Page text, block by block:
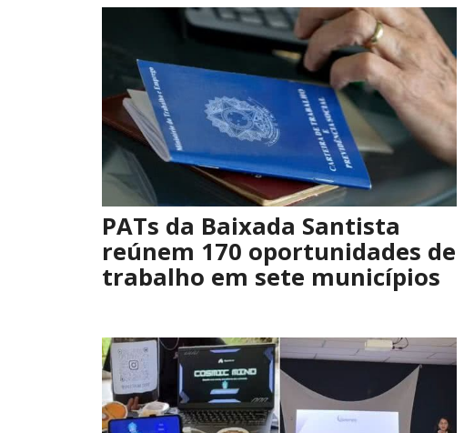
PATs da Baixada Santista
reúnem 170 oportunidades de
trabalho em sete municípios